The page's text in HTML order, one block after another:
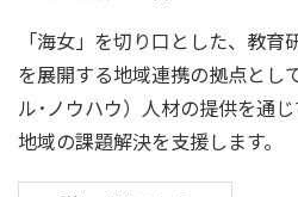
「海女」を切り口とした、教
を展開する地域連携の拠点とし
ル･ノウハウ）人材の提供を通
地域の課題解決を支援します。